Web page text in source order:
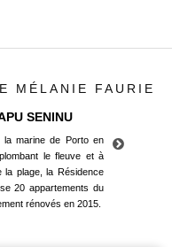
MÉLANIE FAURIE
SENINU
marine de Porto en
le fleuve et à
la plage, la Résidence
20 appartements du
rénovés en 2015.